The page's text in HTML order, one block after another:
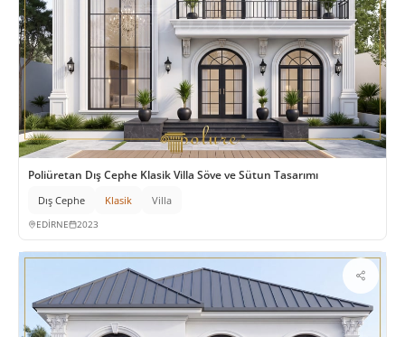
Poliüretan Dış Cephe Klasik Villa Söve ve Sütun Tasarımı
Dış Cephe Klasik Villa
EDİRNE 2023